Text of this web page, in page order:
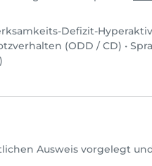
Defizit-
(ODD / CD) •
Ausweis vorgelegt